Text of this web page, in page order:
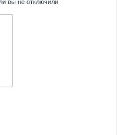
вы не отключили